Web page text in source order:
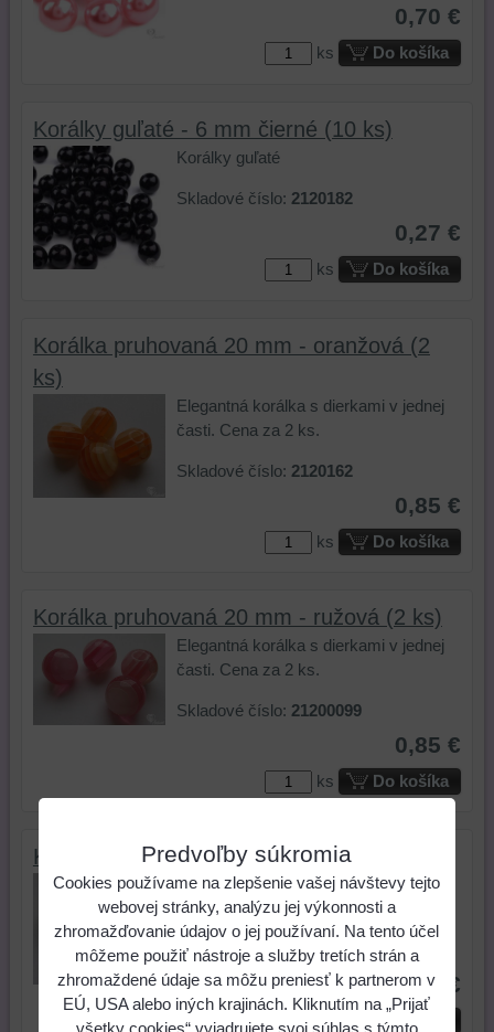
0,70 €
ks Do košíka
Korálky guľaté - 6 mm čierné (10 ks)
Korálky guľaté
Skladové číslo: 2120182
0,27 €
ks Do košíka
Korálka pruhovaná 20 mm - oranžová (2
ks)
Elegantná korálka s dierkami v jednej
časti. Cena za 2 ks.
Skladové číslo: 2120162
0,85 €
ks Do košíka
Korálka pruhovaná 20 mm - ružová (2 ks)
Elegantná korálka s dierkami v jednej
časti. Cena za 2 ks.
Skladové číslo: 21200099
0,85 €
ks Do košíka
Korálka pruhovaná 20 mm - zelená (2 ks)
Elegantná korálka s dierkami v jednej
časti. Cena za 2 ks.
Skladové číslo:21200160
0,75 €
ks Do košíka
Predvoľby súkromia
Cookies používame na zlepšenie vašej návštevy tejto
webovej stránky, analýzu jej výkonnosti a
zhromažďovanie údajov o jej používaní. Na tento účel
môžeme použiť nástroje a služby tretích strán a
zhromaždené údaje sa môžu preniesť k partnerom v
EÚ, USA alebo iných krajinách. Kliknutím na „Prijať
všetky cookies“ vyjadrujete svoj súhlas s týmto